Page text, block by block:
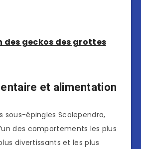
des geckos des grottes
et alimentation
sous-épingles Scolependra,
des comportements les plus
divertissants et les plus